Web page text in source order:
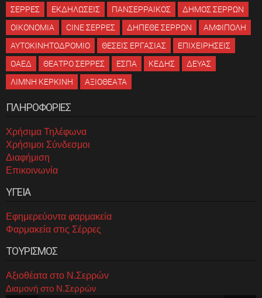
ΣΕΡΡΕΣ ΕΚΔΗΛΩΣΕΙΣ ΠΑΝΣΕΡΡΑΙΚΟΣ
ΔΗΜΟΣ ΣΕΡΡΩΝ
ΟΙΚΟΝΟΜΙΑ
CINE ΣΕΡΡΕΣ ΔΗΠΕΘΕ ΣΕΡΡΩΝ
ΑΜΦΙΠΟΛΗ
ΑΥΤΟΚΙΝΗΤΟΔΡΟΜΙΟ
ΘΕΣΕΙΣ ΕΡΓΑΣΙΑΣ
ΕΠΙΧΕΙΡΗΣΕΙΣ
ΟΑΕΔ
ΘΕΑΤΡΟ ΣΕΡΡΕΣ ΕΣΠΑ ΚΕΔΗΣ
ΔΕΥΑΣ
ΛΙΜΝΗ ΚΕΡΚΙΝΗ
ΑΞΙΟΘΕΑΤΑ
ΠΛΗΡΟΦΟΡΙΕΣ
Χρήσιμα Τηλέφωνα
Χρήσιμοι Σύνδεσμοι
Διαφήμιση
Επικοινωνία
ΥΓΕΙΑ
Εφημερεύοντα φαρμακεία
Φαρμακεία στις Σέρρες
ΤΟΥΡΙΣΜΟΣ
Αξιοθέατα στο Ν.Σερρών
Διαμονή στο Ν.Σερρών